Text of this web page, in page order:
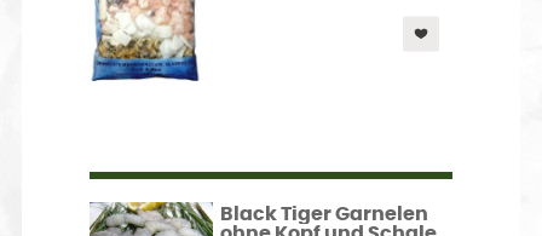
Black Tiger Garnelen